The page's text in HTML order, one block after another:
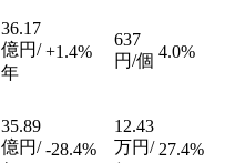
36.17
億円/
年
+1.4%
637
円/個 4.0%
35.89
億円/ -28.4%
12.43
万円/ 27.4%